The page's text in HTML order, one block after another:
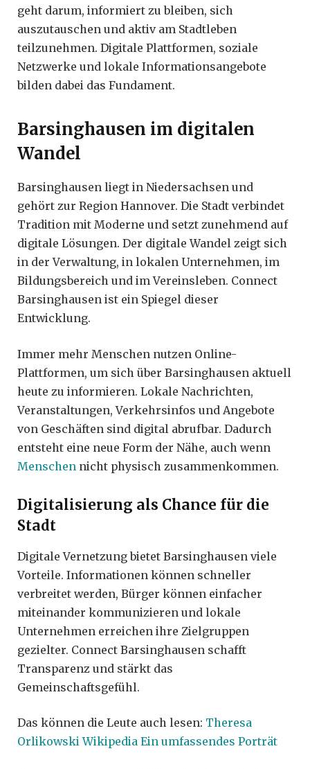
geht darum, informiert zu bleiben, sich
auszutauschen und aktiv am Stadtleben
teilzunehmen. Digitale Plattformen, soziale
Netzwerke und lokale Informationsangebote
bilden dabei das Fundament.
Barsinghausen im digitalen
Wandel
Barsinghausen liegt in Niedersachsen und
gehört zur Region Hannover. Die Stadt verbindet
Tradition mit Moderne und setzt zunehmend auf
digitale Lösungen. Der digitale Wandel zeigt sich
in der Verwaltung, in lokalen Unternehmen, im
Bildungsbereich und im Vereinsleben. Connect
Barsinghausen ist ein Spiegel dieser
Entwicklung.
Immer mehr Menschen nutzen Online-
Plattformen, um sich über Barsinghausen aktuell
heute zu informieren. Lokale Nachrichten,
Veranstaltungen, Verkehrsinfos und Angebote
von Geschäften sind digital abrufbar. Dadurch
entsteht eine neue Form der Nähe, auch wenn
Menschen nicht physisch zusammenkommen.
Digitalisierung als Chance für die
Stadt
Digitale Vernetzung bietet Barsinghausen viele
Vorteile. Informationen können schneller
verbreitet werden, Bürger können einfacher
miteinander kommunizieren und lokale
Unternehmen erreichen ihre Zielgruppen
gezielter. Connect Barsinghausen schafft
Transparenz und stärkt das
Gemeinschaftsgefühl.
Das können die Leute auch lesen: Theresa
Orlikowski Wikipedia Ein umfassendes Porträt